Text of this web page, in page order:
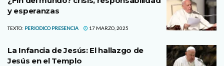
y esperanzas
TEXTO: PERIODICO PRESENCIA 17 MARZO, 2025
La Infancia de Jesús: El hallazgo de
Jesús en el Templo